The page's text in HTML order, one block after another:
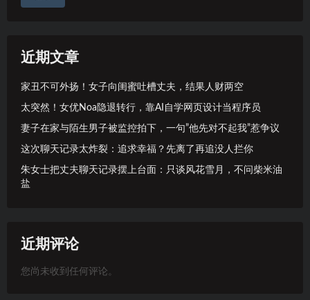
近期文章
家丑不可外扬！女子向闺蜜吐槽丈夫，结果人财两空
太突然！女优Noa隐退转行，靠AI自学网页设计当程序员
妻子在家与陌生男子被监控拍下，一句”他先对不起我”惹争议
这次聊天记录太炸裂：追求幸福？先离了再追没人拦你
朱女士把丈夫聊天记录摆上台面：只谈风花雪月，不问柴米油
盐
近期评论
您尚未收到任何评论。